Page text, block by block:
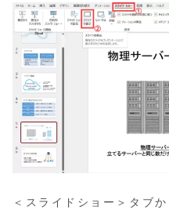
＜スライドショー＞タブ